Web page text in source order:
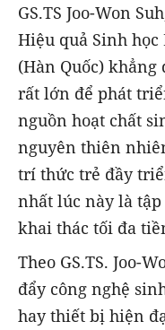
GS.TS Joo-Won
Hiệu quả Sinh
(Hàn Quốc)
rất lớn để phát
nguồn hoạt chất
nguyên thiên
trí thức trẻ đầy
nhất lúc này là
khai thác tối đa
Theo GS.TS. Joo-
đẩy công nghệ
hay thiết bị hiện